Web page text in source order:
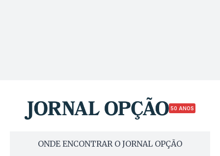
50 ANOS
ONDE ENCONTRAR O JORNAL OPÇÃO